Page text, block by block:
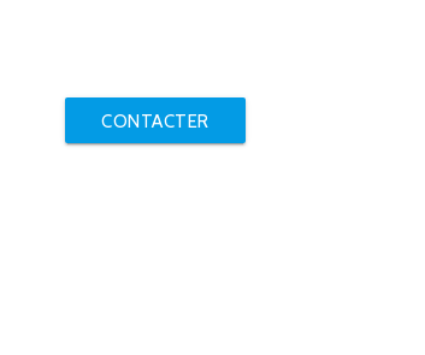
CONTACTER